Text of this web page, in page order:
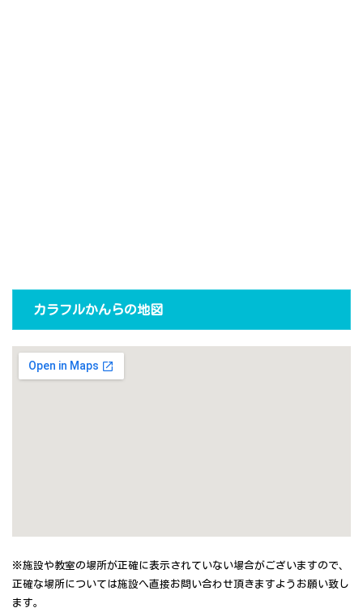
カラフルかんらの地図
※施設や教室の場所が正確に表示されていない場合がございますので、
正確な場所については施設へ直接お問い合わせ頂きますようお願い致し
ます。